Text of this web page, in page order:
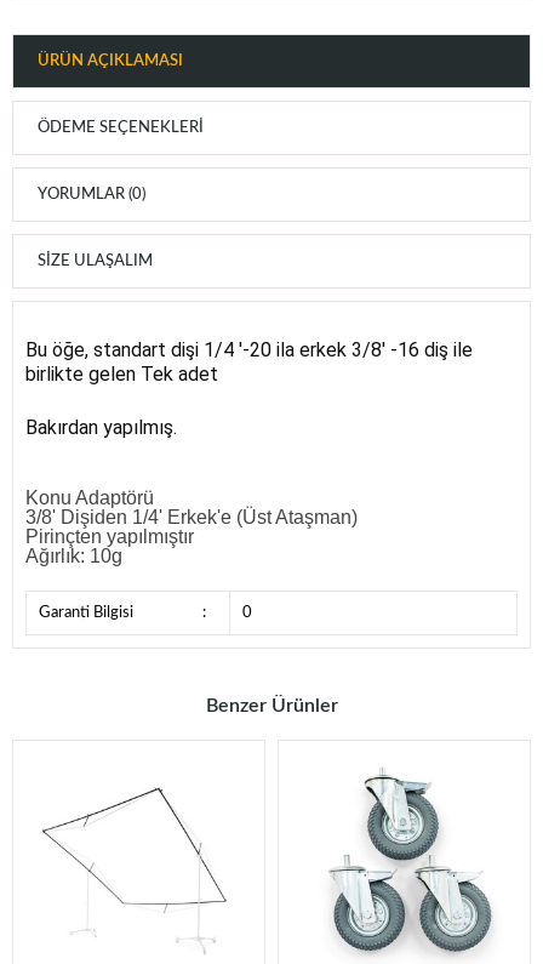
ÜRÜN AÇIKLAMASI
ÖDEME SEÇENEKLERI
YORUMLAR (0)
SIZE ULAŞALIM
Bu öğe, standart dişi 1/4 '-20 ila erkek 3/8' -16 diş ile
birlikte gelen Tek adet
Bakırdan yapılmış.
Konu Adaptörü
3/8' Dişiden 1/4' Erkek'e (Üst Ataşman)
Pirinçten yapılmıştır
Ağırlık: 10g
Garanti Bilgisi : 0
Benzer Ürünler